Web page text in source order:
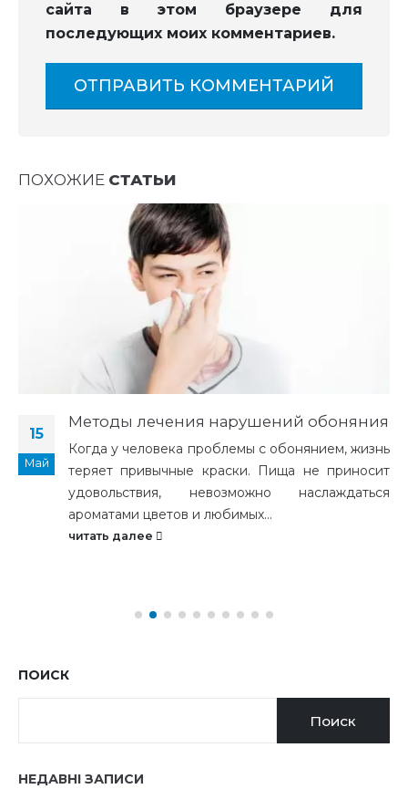
сайта в этом браузере для
последующих моих комментариев.
ПОХОЖИЕ СТАТЬИ
15
Май
Методы лечения нарушений обоняния
Когда у человека проблемы с обонянием, жизнь
теряет привычные краски. Пища не приносит
удовольствия, невозможно наслаждаться
ароматами цветов и любимых...
читать далее
ПОИСК
Поиск
НЕДАВНІ ЗАПИСИ